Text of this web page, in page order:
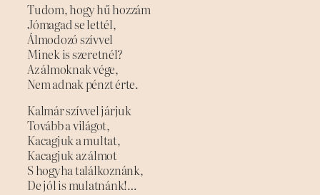
Tudom, hogy hű hozzám
Jómagad se lettél,
Álmodozó szívvel
Minek is szeretnél?
Az álmoknak vége,
Nem adnak pénzt érte.
Kalmár szívvel járjuk
Tovább a világot,
Kacagjuk a multat,
Kacagjuk az álmot
S hogyha találkoznánk,
De jól is mulatnánk!…